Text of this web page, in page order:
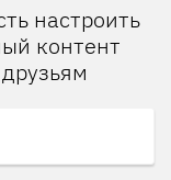
настроить
контент